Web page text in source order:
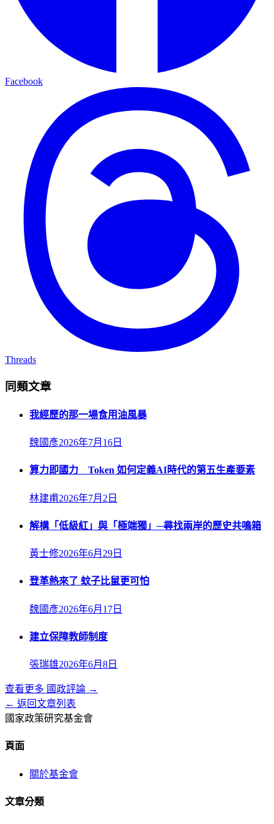
Facebook
Threads
同類文章
我經歷的那一場食用油風暴
魏國彥2026年7月16日
算力即國力 Token 如何定義AI時代的第五生產要素
林建甫2026年7月2日
解構「低級紅」與「極端獨」─尋找兩岸的歷史共鳴箱
黃士修2026年6月29日
登革熱來了 蚊子比鼠更可怕
魏國彥2026年6月17日
建立保障教師制度
張瑞雄2026年6月8日
查看更多 國政評論 →
← 返回文章列表
國家政策研究基金會
頁面
關於基金會
文章分類